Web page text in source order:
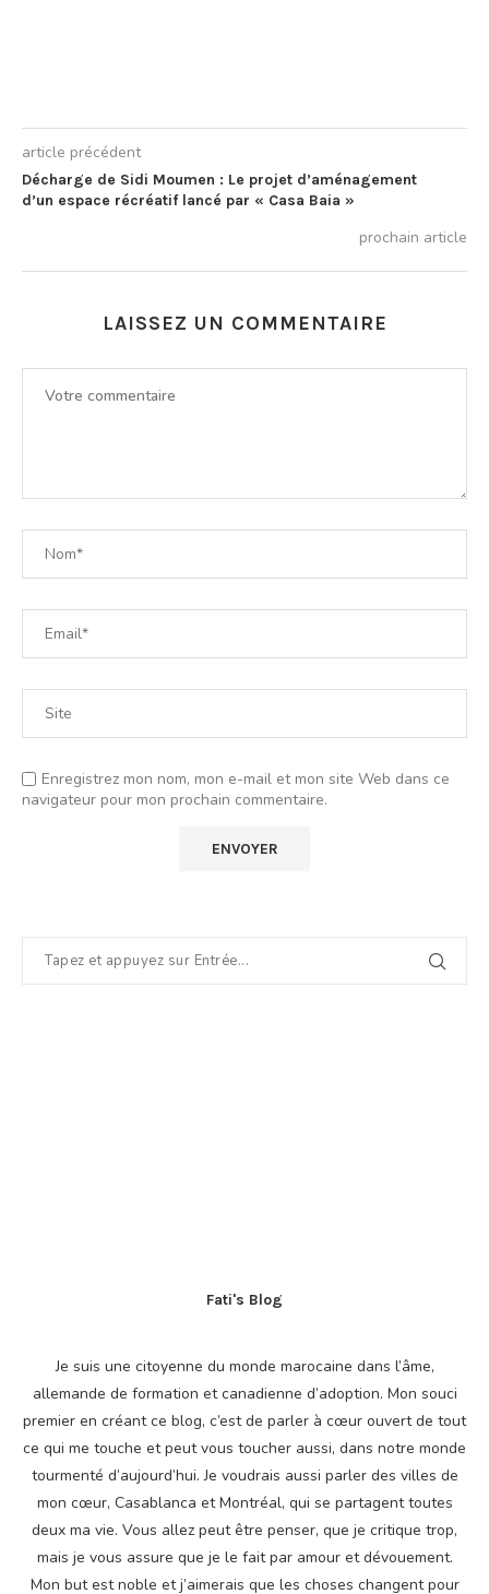
article précédent
Décharge de Sidi Moumen : Le projet d’aménagement
d’un espace récréatif lancé par « Casa Baia »
prochain article
LAISSEZ UN COMMENTAIRE
Enregistrez mon nom, mon e-mail et mon site Web dans ce
navigateur pour mon prochain commentaire.
Fati's Blog
Je suis une citoyenne du monde marocaine dans l’âme,
allemande de formation et canadienne d’adoption. Mon souci
premier en créant ce blog, c’est de parler à cœur ouvert de tout
ce qui me touche et peut vous toucher aussi, dans notre monde
tourmenté d’aujourd’hui. Je voudrais aussi parler des villes de
mon cœur, Casablanca et Montréal, qui se partagent toutes
deux ma vie. Vous allez peut être penser, que je critique trop,
mais je vous assure que je le fait par amour et dévouement.
Mon but est noble et j’aimerais que les choses changent pour